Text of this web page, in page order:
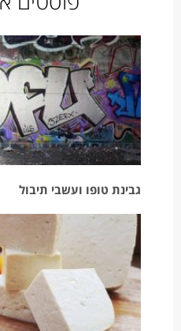
גבינת טופו ועשבי תיבול